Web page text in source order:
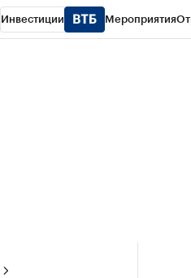
Инвестиции Мероприятия